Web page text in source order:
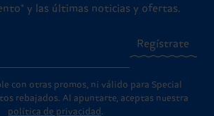
y las últimas noticias y ofertas.
Regístrate
con otras promos, ni válido para Special
rebajados. Al apuntarte, aceptas nuestra
política de privacidad .